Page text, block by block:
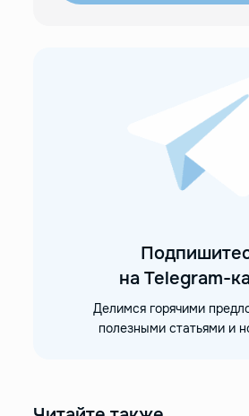
на Telegram-
Делимся горячими
полезными статьями и